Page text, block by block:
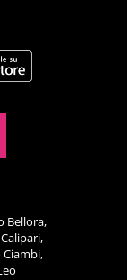
Bellora,
Ciambi,